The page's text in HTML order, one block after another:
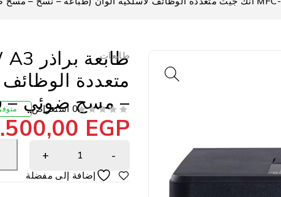
طابعات
متعددة
– مسح ضوئي –
0 استعراض
EGP